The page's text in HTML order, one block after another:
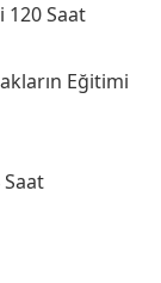
120 Saat
Eğitimi